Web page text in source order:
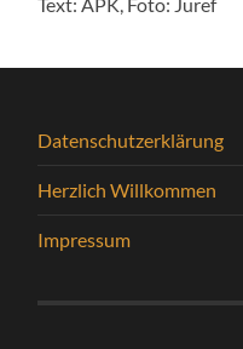
Datenschutzerklärung
Herzlich Willkommen
Impressum